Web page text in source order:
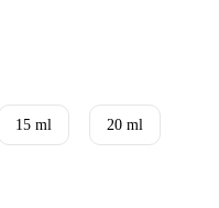
15 ml 20 ml